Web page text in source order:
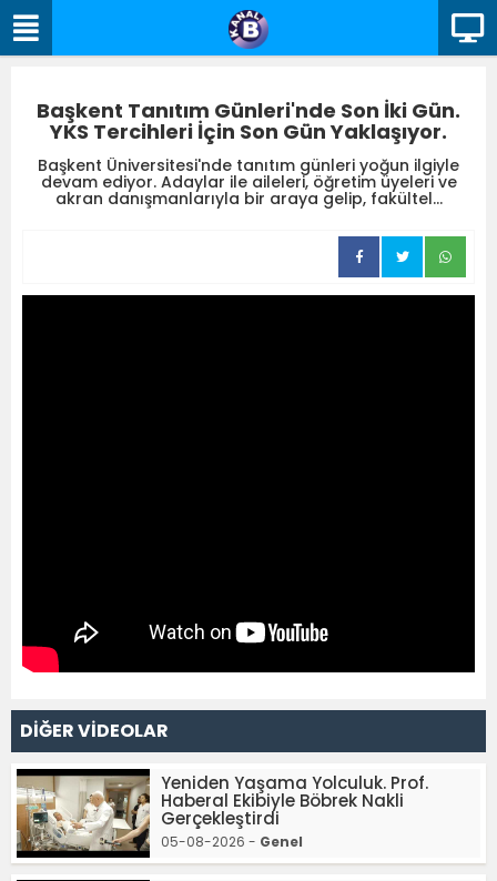
Başkent Tanıtım Günleri'nde Son İki Gün.
YKS Tercihleri İçin Son Gün Yaklaşıyor.
Başkent Üniversitesi'nde tanıtım günleri yoğun ilgiyle
devam ediyor. Adaylar ile aileleri, öğretim üyeleri ve
akran danışmanlarıyla bir araya gelip, fakültel...
DİĞER VİDEOLAR
Yeniden Yaşama Yolculuk. Prof.
Haberal Ekibiyle Böbrek Nakli
Gerçekleştirdi
05-08-2026 - Genel